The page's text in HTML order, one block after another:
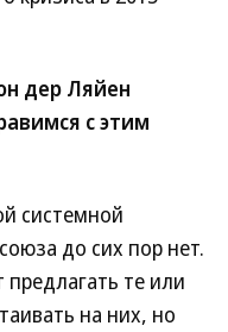
дер Ляйен
с этим
системной
до сих пор нет.
предлагать те или
на них, но